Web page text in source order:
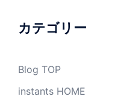
ブ
カテゴリー
Blog TOP
instants HOME